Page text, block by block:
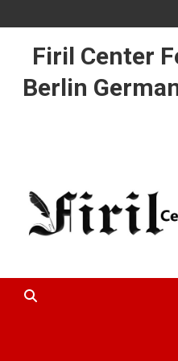
Firil Center
Berlin